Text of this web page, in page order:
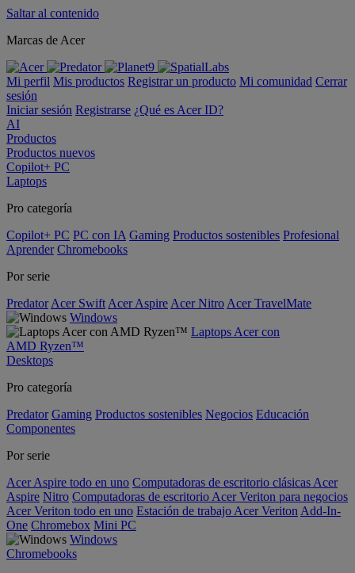
Saltar al contenido
Marcas de Acer
Mi perfil Mis productos Registrar un producto Mi comunidad Cerrar
sesión
Iniciar sesión Registrarse ¿Qué es Acer ID?
AI
Productos
Productos nuevos
Copilot+ PC
Laptops
Pro categoría
Copilot+ PC PC con IA Gaming Productos sostenibles Profesional
Aprender Chromebooks
Por serie
Predator Acer Swift Acer Aspire Acer Nitro Acer TravelMate
Windows
Laptops Acer con
AMD Ryzen™
Desktops
Pro categoría
Predator Gaming Productos sostenibles Negocios Educación
Componentes
Por serie
Acer Aspire todo en uno Computadoras de escritorio clásicas Acer
Aspire Nitro Computadoras de escritorio Acer Veriton para negocios
Acer Veriton todo en uno Estación de trabajo Acer Veriton Add-In-
One Chromebox Mini PC
Windows
Chromebooks